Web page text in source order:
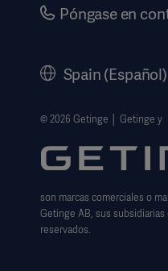
Carrera
Política de privacidad del
Exención de
Aviso sobre las cookies
Formulario de solicitud
Póngase en
Spain (Español)
© 2026 Getinge │ Getinge y
son marcas comerciales o
Getinge AB, sus
reservados.